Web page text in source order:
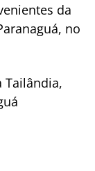
da
no
Tailândia,